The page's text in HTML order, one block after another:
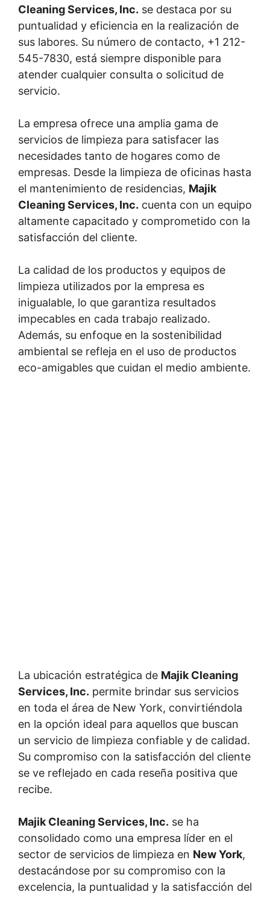
Cleaning Services, Inc. se destaca por su
puntualidad y eficiencia en la realización de
sus labores. Su número de contacto, +1 212-
545-7830, está siempre disponible para
atender cualquier consulta o solicitud de
servicio.
La empresa ofrece una amplia gama de
servicios de limpieza para satisfacer las
necesidades tanto de hogares como de
empresas. Desde la limpieza de oficinas hasta
el mantenimiento de residencias, Majik
Cleaning Services, Inc. cuenta con un equipo
altamente capacitado y comprometido con la
satisfacción del cliente.
La calidad de los productos y equipos de
limpieza utilizados por la empresa es
inigualable, lo que garantiza resultados
impecables en cada trabajo realizado.
Además, su enfoque en la sostenibilidad
ambiental se refleja en el uso de productos
eco-amigables que cuidan el medio ambiente.
La ubicación estratégica de Majik Cleaning
Services, Inc. permite brindar sus servicios
en toda el área de New York, convirtiéndola
en la opción ideal para aquellos que buscan
un servicio de limpieza confiable y de calidad.
Su compromiso con la satisfacción del cliente
se ve reflejado en cada reseña positiva que
recibe.
Majik Cleaning Services, Inc. se ha
consolidado como una empresa líder en el
sector de servicios de limpieza en New York,
destacándose por su compromiso con la
excelencia, la puntualidad y la satisfacción del